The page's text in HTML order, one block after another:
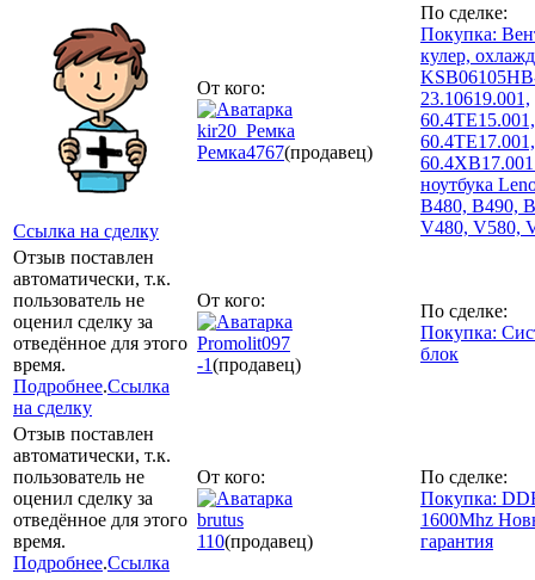
Ссылка на сделку
От кого:
kir20_Ремка
Ремка4767(продавец)
По сделке:
Покупка:
кулер,
23.10619.001,
60.4TE15.001,
60.4TE17.001,
ноутбука
B480, B490,
V480, V580,
Отзыв поставлен
автоматически, т.к.
пользователь не
оценил сделку за
отведённое для этого
время.
Подробнее.Ссылка
на сделку
От кого:
Promolit097
-1(продавец)
По сделке:
Покупка:
блок
Отзыв поставлен
автоматически, т.к.
пользователь не
оценил сделку за
отведённое для этого
время.
Подробнее.Ссылка
От кого:
brutus
110(продавец)
По сделке:
Покупка:
1600Mhz
гарантия